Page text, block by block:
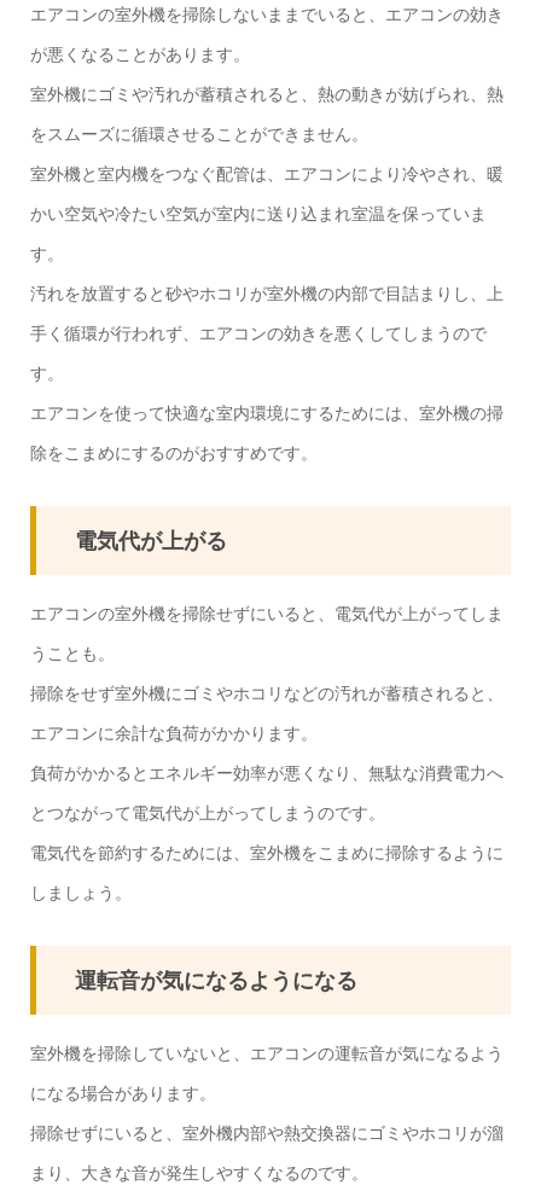
エアコンの室外機を掃除しないままでいると、エアコンの効き
が悪くなることがあります。
室外機にゴミや汚れが蓄積されると、熱の動きが妨げられ、熱
をスムーズに循環させることができません。
室外機と室内機をつなぐ配管は、エアコンにより冷やされ、暖
かい空気や冷たい空気が室内に送り込まれ室温を保っていま
す。
汚れを放置すると砂やホコリが室外機の内部で目詰まりし、上
手く循環が行われず、エアコンの効きを悪くしてしまうので
す。
エアコンを使って快適な室内環境にするためには、室外機の掃
除をこまめにするのがおすすめです。
電気代が上がる
エアコンの室外機を掃除せずにいると、電気代が上がってしま
うことも。
掃除をせず室外機にゴミやホコリなどの汚れが蓄積されると、
エアコンに余計な負荷がかかります。
負荷がかかるとエネルギー効率が悪くなり、無駄な消費電力へ
とつながって電気代が上がってしまうのです。
電気代を節約するためには、室外機をこまめに掃除するように
しましょう。
運転音が気になるようになる
室外機を掃除していないと、エアコンの運転音が気になるよう
になる場合があります。
掃除せずにいると、室外機内部や熱交換器にゴミやホコリが溜
まり、大きな音が発生しやすくなるのです。